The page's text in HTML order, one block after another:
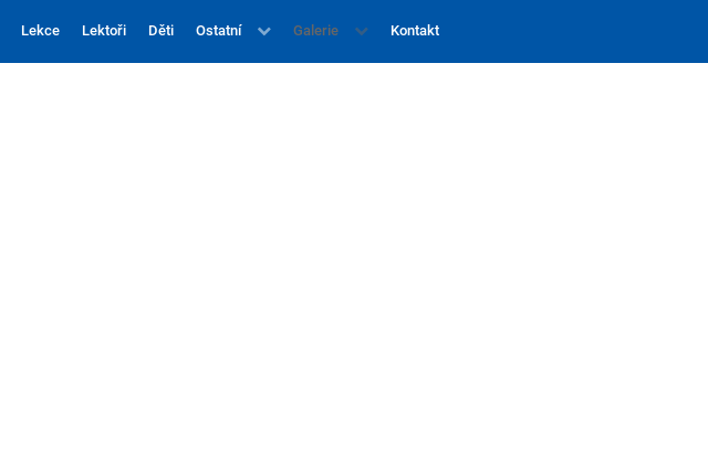
Lekce Lektoři Děti Ostatní Galerie Kontakt